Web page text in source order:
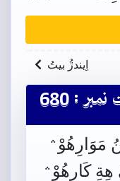
اِيندڙُ بيتُ
: 680
مَوَارِهُوْ﮶
هِةِ کَارِهُوْ﮶